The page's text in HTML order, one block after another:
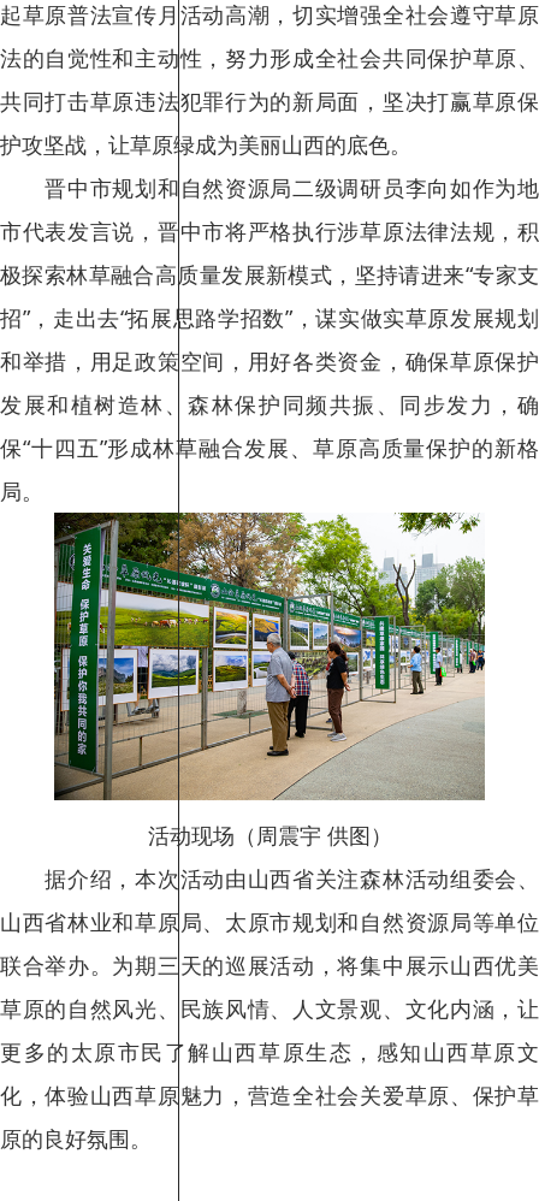
起草原普法宣传月活动高潮，切实增强全社会遵守草原
法的自觉性和主动性，努力形成全社会共同保护草原、
共同打击草原违法犯罪行为的新局面，坚决打赢草原保
护攻坚战，让草原绿成为美丽山西的底色。
晋中市规划和自然资源局二级调研员李向如作为地
市代表发言说，晋中市将严格执行涉草原法律法规，积
极探索林草融合高质量发展新模式，坚持请进来“专家支
招”，走出去“拓展思路学招数”，谋实做实草原发展规划
和举措，用足政策空间，用好各类资金，确保草原保护
发展和植树造林、森林保护同频共振、同步发力，确
保“十四五”形成林草融合发展、草原高质量保护的新格
局。
活动现场（周震宇 供图）
据介绍，本次活动由山西省关注森林活动组委会、
山西省林业和草原局、太原市规划和自然资源局等单位
联合举办。为期三天的巡展活动，将集中展示山西优美
草原的自然风光、民族风情、人文景观、文化内涵，让
更多的太原市民了解山西草原生态，感知山西草原文
化，体验山西草原魅力，营造全社会关爱草原、保护草
原的良好氛围。